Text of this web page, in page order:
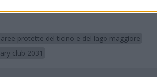
protette del ticino e del lago maggiore
club 2031